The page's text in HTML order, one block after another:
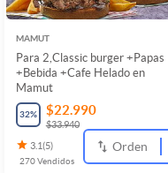
MAMUT
Para 2,Classic burger +Papas
+Bebida +Cafe Helado en
Mamut
32% $22.990
$33.940
3.1(5)
270Vendidos
Orden